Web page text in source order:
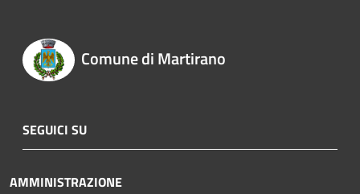
Comune di Martirano
SEGUICI SU
AMMINISTRAZIONE